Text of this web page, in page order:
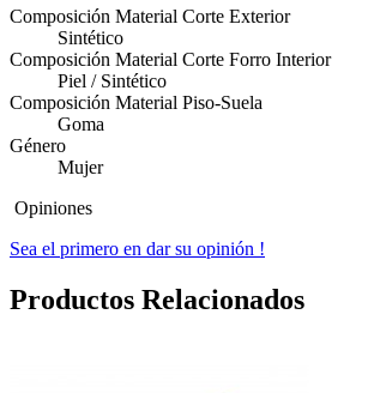
Composición Material Corte Exterior
Sintético
Composición Material Corte Forro Interior
Piel / Sintético
Composición Material Piso-Suela
Goma
Género
Mujer
Opiniones
Sea el primero en dar su opinión !
Productos Relacionados